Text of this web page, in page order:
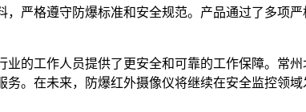
，严格遵守防爆标准和安全规范。产品通过了多项
的工作人员提供了更安全和可靠的工作保障。常
。在未来，防爆红外摄像仪将继续在安全监控领